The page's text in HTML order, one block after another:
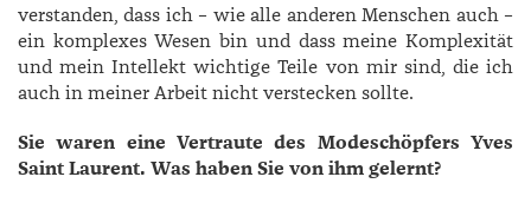
verstanden, dass ich – wie alle anderen Menschen auch –
ein komplexes Wesen bin und dass meine Komplexität
und mein Intellekt wichtige Teile von mir sind, die ich
auch in meiner Arbeit nicht verstecken sollte.
Sie waren eine Vertraute des Modeschöpfers Yves
Saint Laurent. Was haben Sie von ihm gelernt?